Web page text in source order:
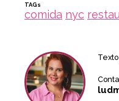
TAGs
comida nyc